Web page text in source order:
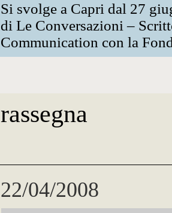
Si svolge a Capri dal 27
di Le Conversazioni –
Communication con la
rassegna
22/04/2008